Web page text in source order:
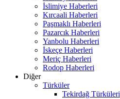
İslimiye Haberleri
Kırcaali Haberleri
Paşmaklı Haberleri
Pazarcık Haberleri
Yanbolu Haberleri
İskeçe Haberleri
Meriç Haberleri
Rodop Haberleri
Diğer
Türküler
Tekirdağ Türküleri